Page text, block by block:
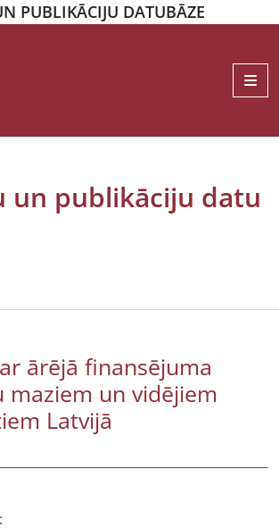
PUBLIKĀCIJU DATUBĀZE
un publikāciju datu
ārējā finansējuma
maziem un vidējiem
Latvijā